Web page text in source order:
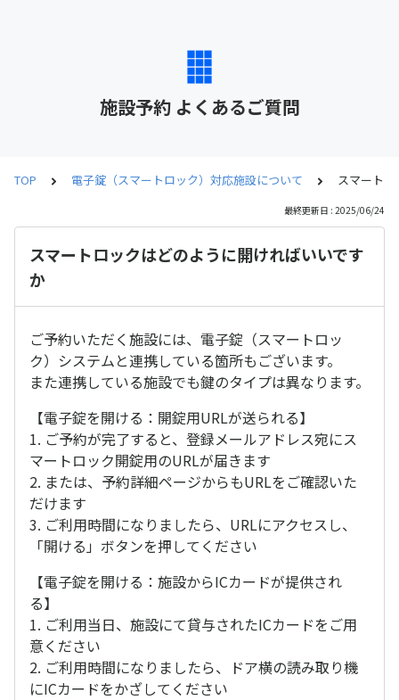
施設予約 よくあるご質問
TOP 電子錠（スマートロック）対応施設について スマート
最終更新日 : 2025/06/24
スマートロックはどのように開ければいいです
か
ご予約いただく施設には、電子錠（スマートロッ
ク）システムと連携している箇所もございます。
また連携している施設でも鍵のタイプは異なります。
【電子錠を開ける：開錠用URLが送られる】
1. ご予約が完了すると、登録メールアドレス宛にス
マートロック開錠用のURLが届きます
2. または、予約詳細ページからもURLをご確認いた
だけます
3. ご利用時間になりましたら、URLにアクセスし、
「開ける」ボタンを押してください
【電子錠を開ける：施設からICカードが提供され
る】
1. ご利用当日、施設にて貸与されたICカードをご用
意ください
2. ご利用時間になりましたら、ドア横の読み取り機
にICカードをかざしてください